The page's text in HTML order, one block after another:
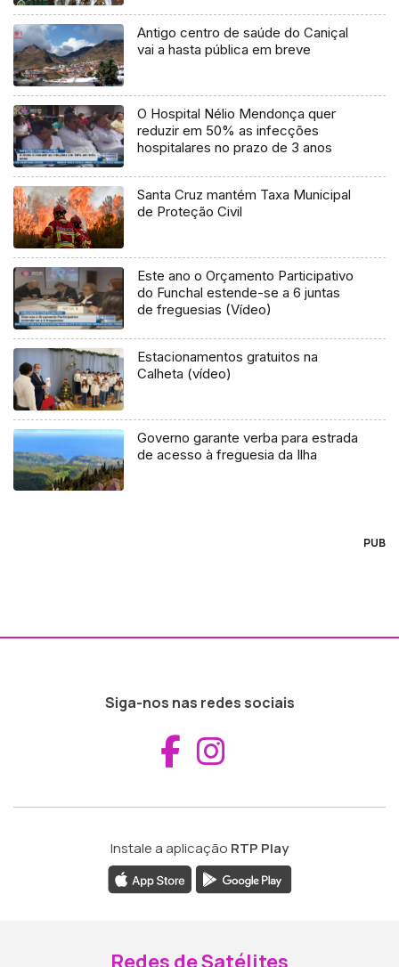
Antigo centro de saúde do Caniçal
vai a hasta pública em breve
O Hospital Nélio Mendonça quer
reduzir em 50% as infecções
hospitalares no prazo de 3 anos
Santa Cruz mantém Taxa Municipal
de Proteção Civil
Este ano o Orçamento Participativo
do Funchal estende-se a 6 juntas
de freguesias (Vídeo)
Estacionamentos gratuitos na
Calheta (vídeo)
Governo garante verba para estrada
de acesso à freguesia da Ilha
PUB
Siga-nos nas redes sociais
Aceder ao
Instale a aplicação RTP Play